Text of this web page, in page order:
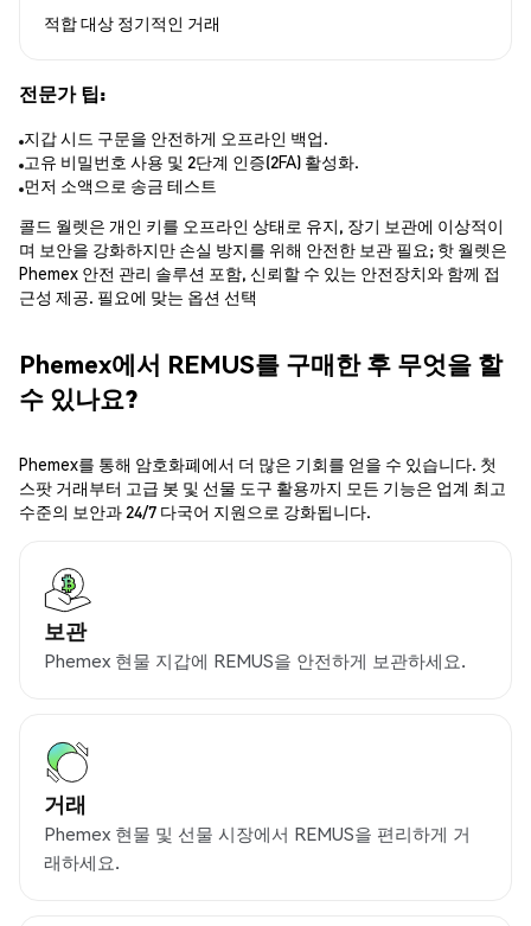
적합 대상 정기적인 거래
전문가 팁:
지갑 시드 구문을 안전하게 오프라인 백업.
고유 비밀번호 사용 및 2단계 인증(2FA) 활성화.
먼저 소액으로 송금 테스트
콜드 월렛은 개인 키를 오프라인 상태로 유지, 장기 보관에 이상적이
며 보안을 강화하지만 손실 방지를 위해 안전한 보관 필요; 핫 월렛은
Phemex 안전 관리 솔루션 포함, 신뢰할 수 있는 안전장치와 함께 접
근성 제공. 필요에 맞는 옵션 선택
Phemex에서 REMUS를 구매한 후 무엇을 할
수 있나요?
Phemex를 통해 암호화폐에서 더 많은 기회를 얻을 수 있습니다. 첫
스팟 거래부터 고급 봇 및 선물 도구 활용까지 모든 기능은 업계 최고
수준의 보안과 24/7 다국어 지원으로 강화됩니다.
보관
Phemex 현물 지갑에 REMUS을 안전하게 보관하세요.
거래
Phemex 현물 및 선물 시장에서 REMUS을 편리하게 거
래하세요.